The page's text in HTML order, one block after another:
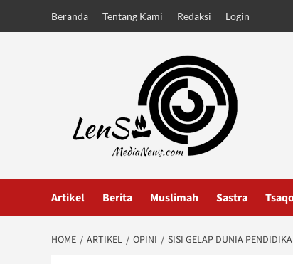
Beranda Tentang Kami Redaksi Login
Artikel Berita Muslimah Sastra
HOME ARTIKEL OPINI SISI GELAP DUNIA